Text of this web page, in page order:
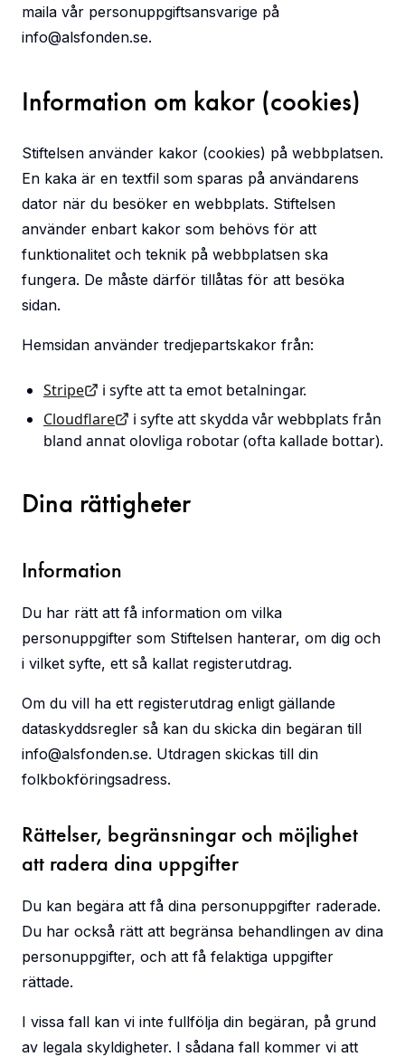
maila vår personuppgiftsansvarige på
info@alsfonden.se.
Information om kakor (cookies)
Stiftelsen använder kakor (cookies) på webbplatsen.
En kaka är en textfil som sparas på användarens
dator när du besöker en webbplats. Stiftelsen
använder enbart kakor som behövs för att
funktionalitet och teknik på webbplatsen ska
fungera. De måste därför tillåtas för att besöka
sidan.
Hemsidan använder tredjepartskakor från:
Stripe
i syfte att ta emot betalningar.
Cloudflare
i syfte att skydda vår webbplats från
bland annat olovliga robotar (ofta kallade bottar).
Dina rättigheter
Information
Du har rätt att få information om vilka
personuppgifter som Stiftelsen hanterar, om dig och
i vilket syfte, ett så kallat registerutdrag.
Om du vill ha ett registerutdrag enligt gällande
dataskyddsregler så kan du skicka din begäran till
info@alsfonden.se. Utdragen skickas till din
folkbokföringsadress.
Rättelser, begränsningar och möjlighet
att radera dina uppgifter
Du kan begära att få dina personuppgifter raderade.
Du har också rätt att begränsa behandlingen av dina
personuppgifter, och att få felaktiga uppgifter
rättade.
I vissa fall kan vi inte fullfölja din begäran, på grund
av legala skyldigheter. I sådana fall kommer vi att